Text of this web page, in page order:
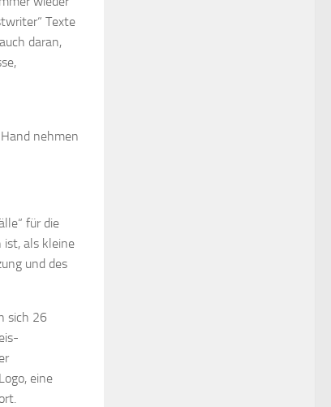
Texte
daran,
nehmen
für die
ist, als kleine
und des
sich 26
eine